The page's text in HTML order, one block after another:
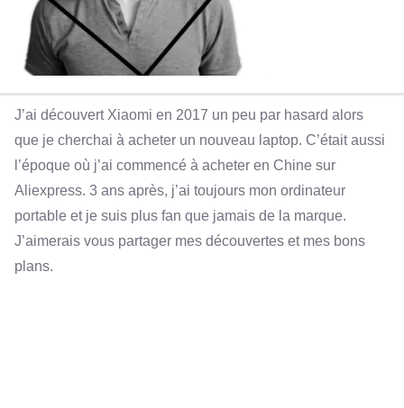
J’ai découvert Xiaomi en 2017 un peu par hasard alors
que je cherchai à acheter un nouveau laptop. C’était aussi
l’époque où j’ai commencé à acheter en Chine sur
Aliexpress. 3 ans après, j’ai toujours mon ordinateur
portable et je suis plus fan que jamais de la marque.
J’aimerais vous partager mes découvertes et mes bons
plans.